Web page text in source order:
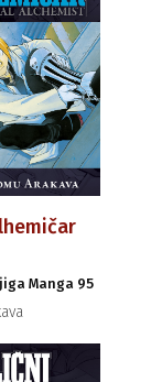
Manga 95